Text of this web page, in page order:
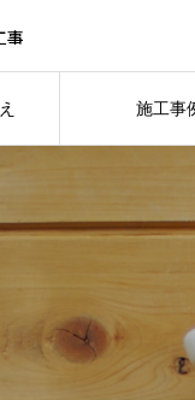
施工事
事
塗装工事
ベランダ防水工事
き＆ベランダ防水工事